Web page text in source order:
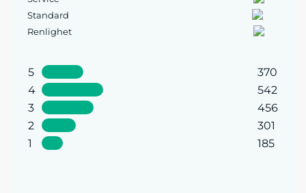
Standard
Renlighet
5
370
4
542
3
456
2
301
1
185